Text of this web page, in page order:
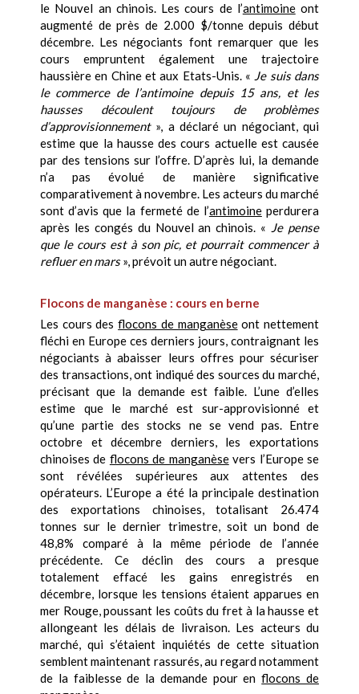
le Nouvel an chinois. Les cours de l’antimoineont
augmenté de près de 2.000 $/tonne depuis début
décembre. Les négociants font remarquer que les
cours empruntent également une trajectoire
haussière en Chine et aux Etats-Unis. « Je suis dans
le commerce de l’antimoine depuis 15 ans, et les
hausses découlent toujours de problèmes
d’approvisionnement », a déclaré un négociant, qui
estime que la hausse des cours actuelle est causée
par des tensions sur l’offre. D’après lui, la demande
n’a pas évolué de manière significative
comparativement à novembre. Les acteurs du marché
sont d’avis que la fermeté de l’antimoineperdurera
après les congés du Nouvel an chinois. « Je pense
que le cours est à son pic, et pourrait commencer à
refluer en mars», prévoit un autre négociant.
Flocons de manganèse : cours en berne
Les cours desflocons de manganèseont nettement
fléchi en Europe ces derniers jours, contraignant les
négociants à abaisser leurs offres pour sécuriser
des transactions, ont indiqué des sources du marché,
précisant que la demande est faible. L’une d’elles
estime que le marché est sur-approvisionné et
qu’une partie des stocks ne se vend pas. Entre
octobre et décembre derniers, les exportations
chinoises de flocons de manganèsevers l’Europe se
sont révélées supérieures aux attentes des
opérateurs. L’Europe a été la principale destination
des exportations chinoises, totalisant 26.474
tonnes sur le dernier trimestre, soit un bond de
48,8% comparé à la même période de l’année
précédente. Ce déclin des cours a presque
totalement effacé les gains enregistrés en
décembre, lorsque les tensions étaient apparues en
mer Rouge, poussant les coûts du fret à la hausse et
allongeant les délais de livraison. Les acteurs du
marché, qui s’étaient inquiétés de cette situation
semblent maintenant rassurés, au regard notamment
de la faiblesse de la demande pour enflocons de